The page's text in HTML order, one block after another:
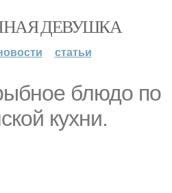
ДЕВУШКА
статьи
блюдо по
кухни.